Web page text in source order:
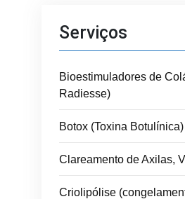
Serviços
Bioestimuladores de
Radiesse)
Botox (Toxina Botulínica)
Clareamento de Axilas,
Criolipólise